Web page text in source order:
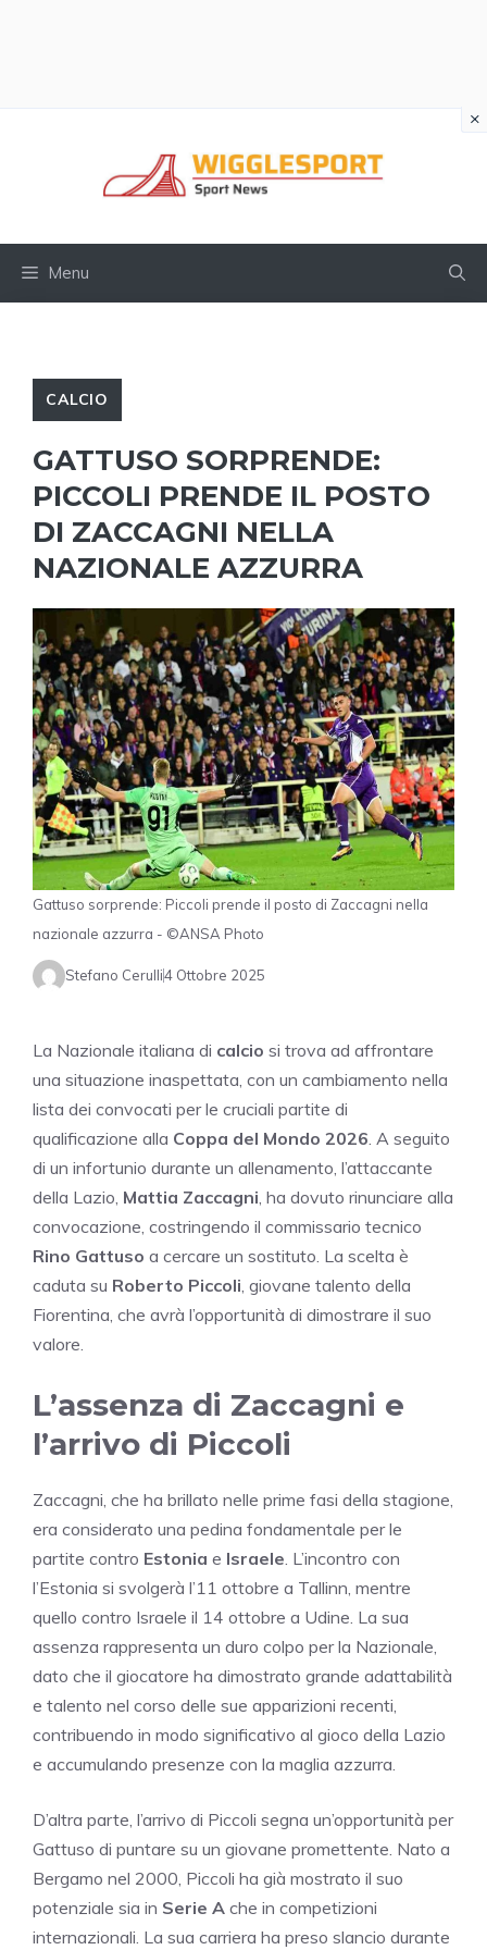
Menu
CALCIO
GATTUSO SORPRENDE:
PICCOLI PRENDE IL POSTO
DI ZACCAGNI NELLA
NAZIONALE AZZURRA
Gattuso sorprende: Piccoli prende il posto di Zaccagni nella
nazionale azzurra - ©ANSA Photo
Stefano Cerulli4 Ottobre 2025
La Nazionale italiana di calcio si trova ad affrontare
una situazione inaspettata, con un cambiamento nella
lista dei convocati per le cruciali partite di
qualificazione alla Coppa del Mondo 2026 . A seguito
di un infortunio durante un allenamento, l’attaccante
della Lazio, Mattia Zaccagni , ha dovuto rinunciare alla
convocazione, costringendo il commissario tecnico
Rino Gattuso a cercare un sostituto. La scelta è
caduta su Roberto Piccoli , giovane talento della
Fiorentina, che avrà l’opportunità di dimostrare il suo
valore.
L’assenza di Zaccagni e
l’arrivo di Piccoli
Zaccagni, che ha brillato nelle prime fasi della stagione,
era considerato una pedina fondamentale per le
partite contro Estonia e Israele . L’incontro con
l’Estonia si svolgerà l’11 ottobre a Tallinn, mentre
quello contro Israele il 14 ottobre a Udine. La sua
assenza rappresenta un duro colpo per la Nazionale,
dato che il giocatore ha dimostrato grande adattabilità
e talento nel corso delle sue apparizioni recenti,
contribuendo in modo significativo al gioco della Lazio
e accumulando presenze con la maglia azzurra.
D’altra parte, l’arrivo di Piccoli segna un’opportunità per
Gattuso di puntare su un giovane promettente. Nato a
Bergamo nel 2000, Piccoli ha già mostrato il suo
potenziale sia in Serie A che in competizioni
internazionali. La sua carriera ha preso slancio durante
×